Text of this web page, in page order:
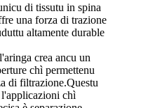
di tissutu in spina
una forza di trazione
altamente durable
crea ancu un
chì permettenu
di filtrazione.Questu
l'applicazioni chì